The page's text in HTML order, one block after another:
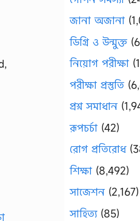
জানা অজানা
ডিগ্রি ও উন্মুক্ত
নিয়োগ পরীক্ষা
পরীক্ষা প্রস্তুতি
প্রশ্ন সমাধান
রূপচর্চা (42)
রোগ প্রতিরোধ
শিক্ষা (8,492)
সাজেশন (2,167)
সাহিত্য(85)